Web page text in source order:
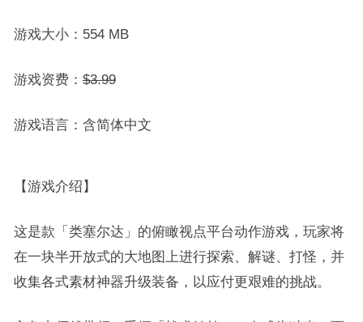
游戏大小：554 MB
游戏资费：$3.99
游戏语言：含简体中文
【游戏介绍】
这是款「类塞尔达」的俯瞰视点平台动作游戏，玩家将
在一块半开放式的大地图上进行探索、解谜、打怪，并
收集各式素材神器升级装备，以应付更艰难的挑战。